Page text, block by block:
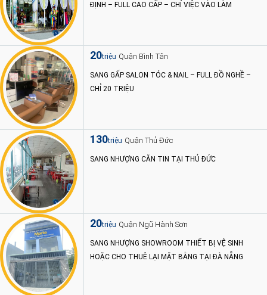
ĐỊNH – FULL CAO CẤP – CHỈ VIỆC VÀO LÀM
20triệu Quận Bình Tân
SANG GẤP SALON TÓC & NAIL – FULL ĐỒ NGHỀ –
CHỈ 20 TRIỆU
130triệu Quận Thủ Đức
SANG NHƯỢNG CĂN TIN TẠI THỦ ĐỨC
20triệu Quận Ngũ Hành Sơn
SANG NHƯỢNG SHOWROOM THIẾT BỊ VỆ SINH
HOẶC CHO THUÊ LẠI MẶT BẰNG TẠI ĐÀ NẴNG